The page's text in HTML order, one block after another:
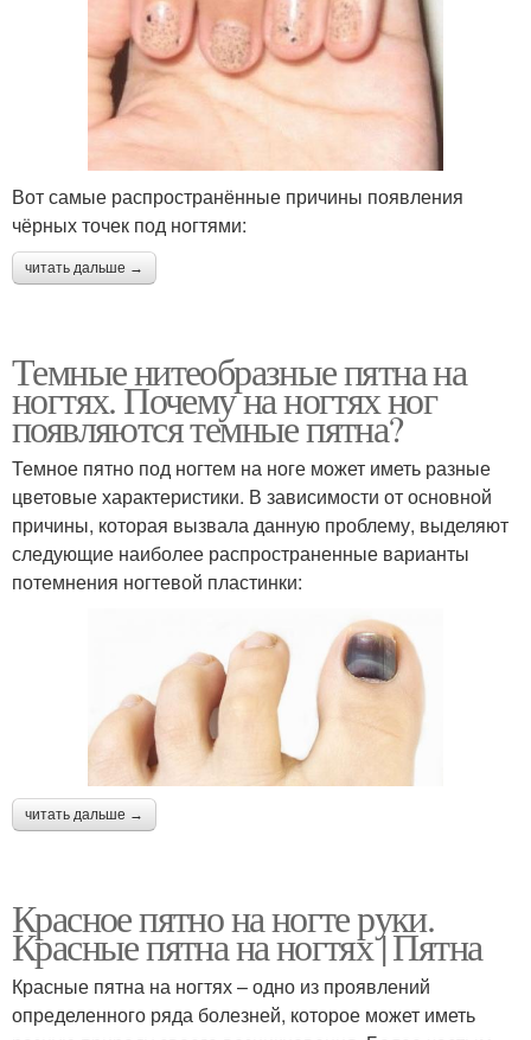
Вот самые распространённые причины появления
чёрных точек под ногтями:
читать дальше →
Темные нитеобразные пятна на
ногтях. Почему на ногтях ног
появляются темные пятна?
Темное пятно под ногтем на ноге может иметь разные
цветовые характеристики. В зависимости от основной
причины, которая вызвала данную проблему, выделяют
следующие наиболее распространенные варианты
потемнения ногтевой пластинки:
читать дальше →
Красное пятно на ногте руки.
Красные пятна на ногтях | Пятна
Красные пятна на ногтях – одно из проявлений
определенного ряда болезней, которое может иметь